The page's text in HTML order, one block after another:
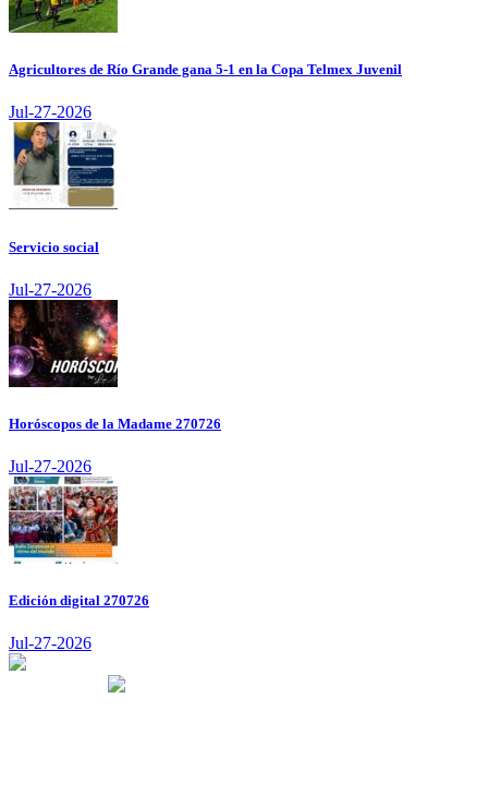
Agricultores de Río Grande gana 5-1 en la Copa Telmex Juvenil
Jul-27-2026
Servicio social
Jul-27-2026
Horóscopos de la Madame 270726
Jul-27-2026
Edición digital 270726
Jul-27-2026